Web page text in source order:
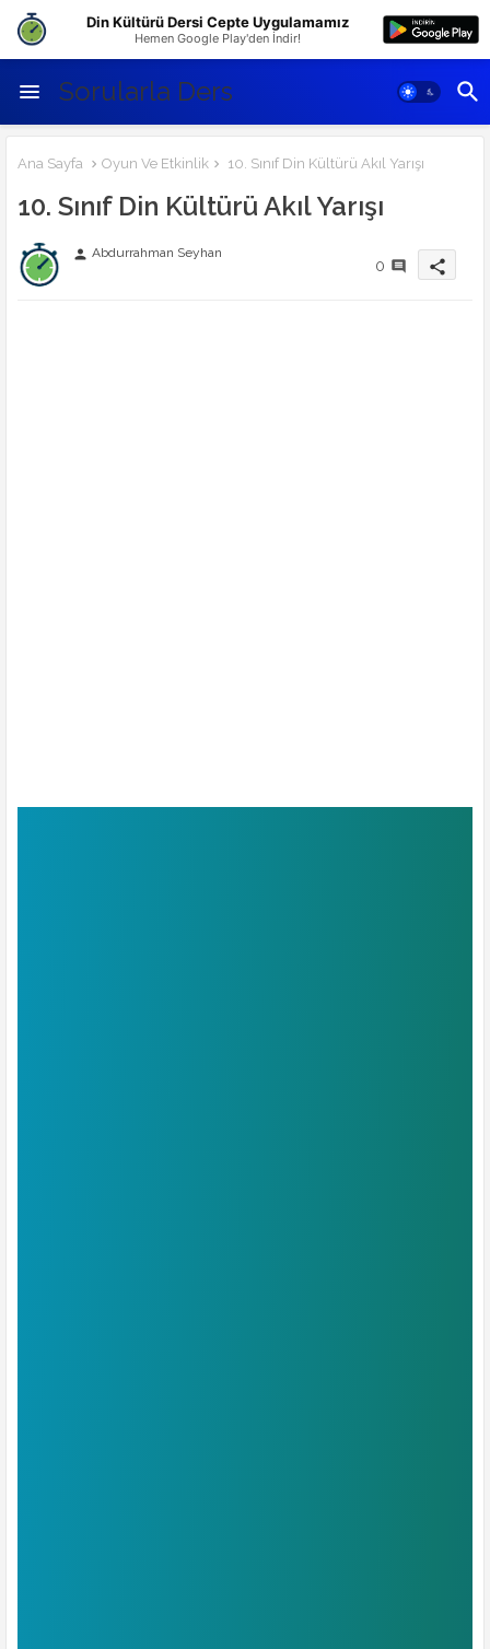
Sorularla Ders
Ana Sayfa Oyun Ve Etkinlik 10. Sınıf Din Kültürü Akıl Yarışı
10. Sınıf Din Kültürü Akıl Yarışı
person Abdurrahman Seyhan
0 share
Din Kültürü Dersi Cepte Uygulamamız
Hemen Google Play'den İndir!